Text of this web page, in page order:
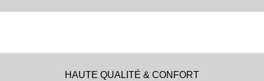
HAUTE QUALITÉ & CONFORT